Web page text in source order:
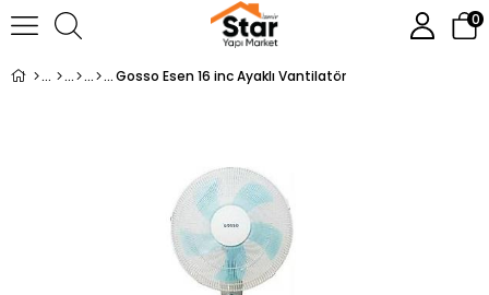
0
Gosso Esen 16 inc Ayaklı Vantilatör